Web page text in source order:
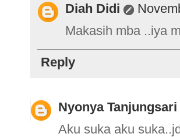
Diah Didi
Makasih mba ..iya
Reply
Nyonya Tanjungsari
Aku suka aku